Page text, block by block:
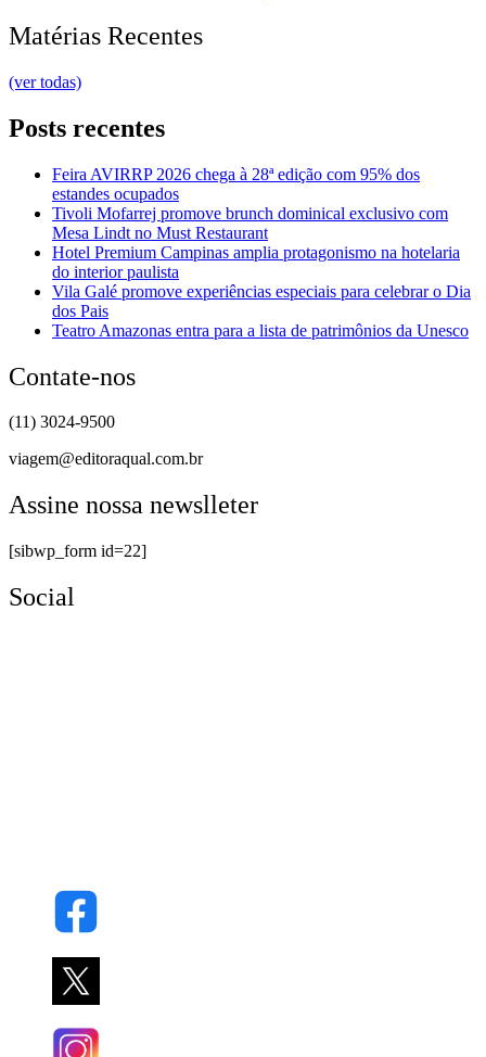
Matérias Recentes
(ver todas)
Posts recentes
Feira AVIRRP 2026 chega à 28ª edição com 95% dos
estandes ocupados
Tivoli Mofarrej promove brunch dominical exclusivo com
Mesa Lindt no Must Restaurant
Hotel Premium Campinas amplia protagonismo na hotelaria
do interior paulista
Vila Galé promove experiências especiais para celebrar o Dia
dos Pais
Teatro Amazonas entra para a lista de patrimônios da Unesco
Contate-nos
(11) 3024-9500
viagem@editoraqual.com.br
Assine nossa newslleter
[sibwp_form id=22]
Social